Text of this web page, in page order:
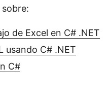
de Excel en C# .NET
usando C# .NET
C#